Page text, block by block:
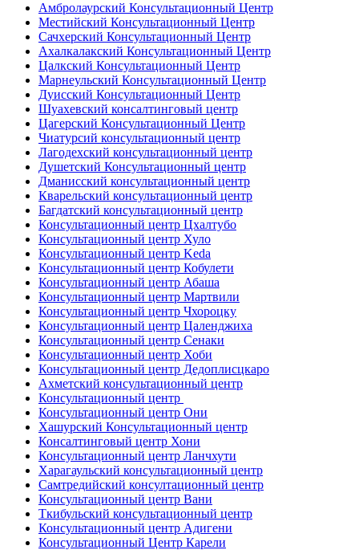
Амбролаурский Консультационный Центр
Местийский Консультационный Центр
Сачхерский Консультационный Центр
Ахалкалакский Консультационный Центр
Цалкский Консультационный Центр
Марнеульский Консультационный Центр
Дуисский Консультационный Центр
Шуахевский консалтинговый центр
Цагерский Консультационный Центр
Чиатурсий консультационный центр
Лагодехский консультационный центр
Душетский Консультационный центр
Дманисский консультационный центр
Кварельский консультационный центр
Багдатский консультационный центр
Консультационный центр Цхалтубо
Консультационный центр Хуло
Консультационный центр Keda
Консультационный центр Кобулети
Консультационный центр Абаша
Консультационный центр Мартвили
Консультационный центр Чхороцку
Консультационный центр Цаленджиха
Консультационный центр Сенаки
Консультационный центр Хоби
Консультационный центр Дедоплисцкаро
Ахметский консультационный центр
Консультационный центр
Консультационный центр Они
Хашурский Консультационный центр
Консалтинговый центр Хони
Консультационный центр Ланчхути
Харагаульский консультационный центр
Самтредийский консултационный центр
Консультационный центр Вани
Ткибульский консультационный центр
Консультационный центр Адигени
Консультационный Центр Карели